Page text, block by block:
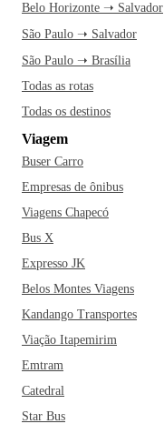
Belo Horizonte ➝ Salvador
São Paulo ➝ Salvador
São Paulo ➝ Brasília
Todas as rotas
Todas os destinos
Viagem
Buser Carro
Empresas de ônibus
Viagens Chapecó
Bus X
Expresso JK
Belos Montes Viagens
Kandango Transportes
Viação Itapemirim
Emtram
Catedral
Star Bus